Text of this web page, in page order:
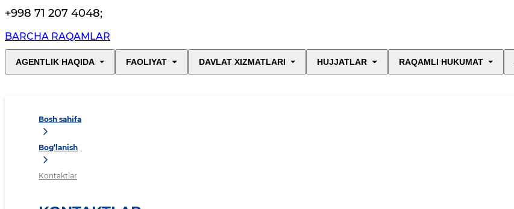
+998 71 207 4048;
BARCHA RAQAMLAR
AGENTLIK HAQIDA FAOLIYAT DAVLAT XIZMATLARI HUJJATLAR RAQAMLI HUKUMAT
Bosh sahifa
Bog‘lanish
Kontaktlar